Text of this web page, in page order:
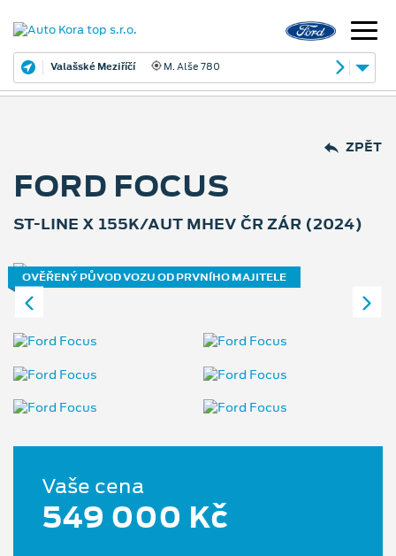
Valašské Meziříčí M. Alše 780
ZPĚT
FORD FOCUS
ST-LINE X 155K/AUT MHEV ČR ZÁR (2024)
OVĚŘENÝ PŮVOD VOZU OD PRVNÍHO MAJITELE
Vaše cena
549 000 Kč